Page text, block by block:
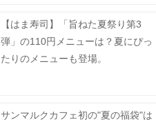
【はま寿司】「旨ねた夏祭り第3
弾」の110円メニューは？夏にぴっ
たりのメニューも登場。
サンマルクカフェ初の"夏の福袋"は